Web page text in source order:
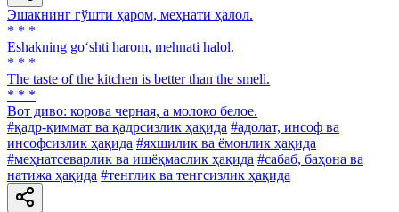
Эшакнинг гўшти ҳаром, меҳнати ҳалол.
* * *
Eshakning go‘shti harom, mehnati halol.
* * *
The taste of the kitchen is better than the smell.
* * *
Вот диво: корова черная, а молоко белое.
#қадр-қиммат ва қадрсизлик ҳақида #адолат, инсоф ва
инсофсизлик ҳақида #яхшилик ва ёмонлик ҳақида
#меҳнатсеварлик ва ишёқмаслик ҳақида #сабаб, баҳона ва
натижа ҳақида #тенглик ва тенгсизлик ҳақида